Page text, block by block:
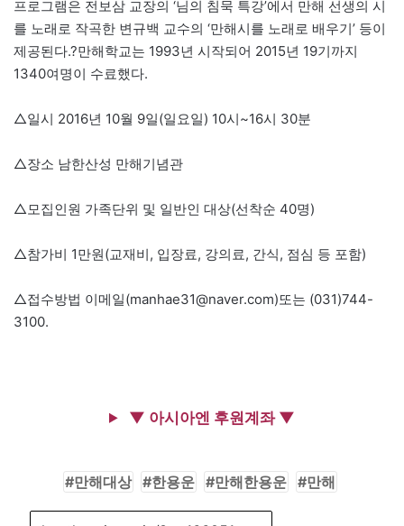
프로그램은 전보삼 교장의 ‘님의 침묵 특강’에서 만해 선생의 시
를 노래로 작곡한 변규백 교수의 ‘만해시를 노래로 배우기’ 등이
제공된다.?만해학교는 1993년 시작되어 2015년 19기까지
1340여명이 수료했다.
△일시 2016년 10월 9일(일요일) 10시~16시 30분
△장소 남한산성 만해기념관
△모집인원 가족단위 및 일반인 대상(선착순 40명)
△참가비 1만원(교재비, 입장료, 강의료, 간식, 점심 등 포함)
△접수방법 이메일(manhae31@naver.com)또는 (031)744-
3100.
▼ 아시아엔 후원계좌 ▼
만해대상 한용운 만해한용운 만해